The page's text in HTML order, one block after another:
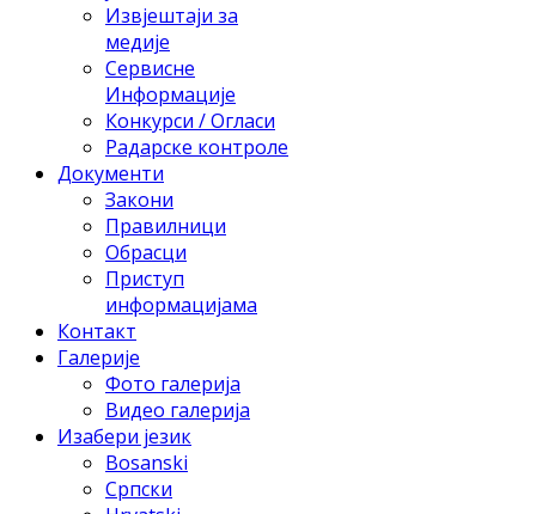
Извјештаји за
медије
Сервисне
Информације
Конкурси / Огласи
Радарске контроле
Документи
Закони
Правилници
Обрасци
Приступ
информацијама
Контакт
Галерије
Фото галерија
Видео галерија
Изабери језик
Bosanski
Српски